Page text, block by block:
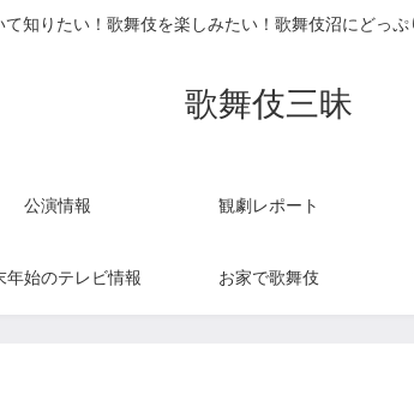
知りたい！歌舞伎を楽しみたい！歌舞伎沼にどっ
歌舞伎三昧
公演情報 観劇レポート
年始のテレビ情報 お家で歌舞伎